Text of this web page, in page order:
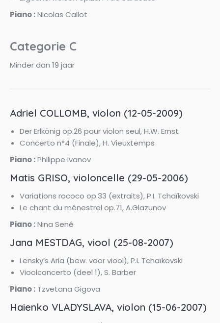
Piano :Nicolas Callot
Categorie C
Minder dan 19 jaar
Adriel COLLOMB, violon (12-05-2009)
Der Erlkönig op.26 pour violon seul, H.W. Ernst
Concerto n°4 (Finale), H. Vieuxtemps
Piano :Philippe Ivanov
Matis GRISO, violoncelle (29-05-2006)
Variations rococo op.33 (extraits), P.I. Tchaïkovski
Le chant du ménestrel op.71, A.Glazunov
Piano :Nina Sené
Jana MESTDAG, viool (25-08-2007)
Lensky’s Aria (bew. voor viool), P.I. Tchaïkovski
Vioolconcerto (deel 1), S. Barber
Piano : Tzvetana Gigova
Haienko VLADYSLAVA, violon (15-06-2007)